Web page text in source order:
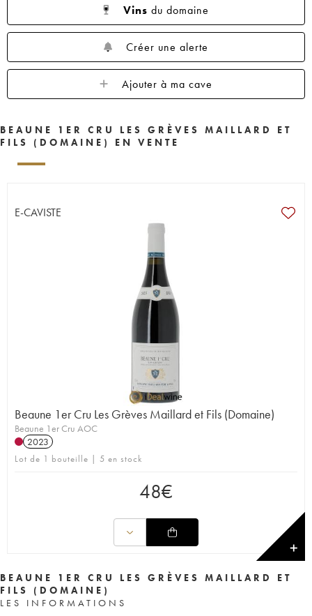
Vins du domaine
Créer une alerte
Ajouter à ma cave
BEAUNE 1ER CRU LES GRÈVES MAILLARD ET
FILS (DOMAINE) EN VENTE
E-CAVISTE
Beaune 1er Cru Les Grèves Maillard et Fils (Domaine)
Beaune 1er Cru AOC
2023
Lot de 1 bouteille | 5 en stock
48€
✕
BEAUNE 1ER CRU LES GRÈVES MAILLARD ET
FILS (DOMAINE)
LES INFORMATIONS